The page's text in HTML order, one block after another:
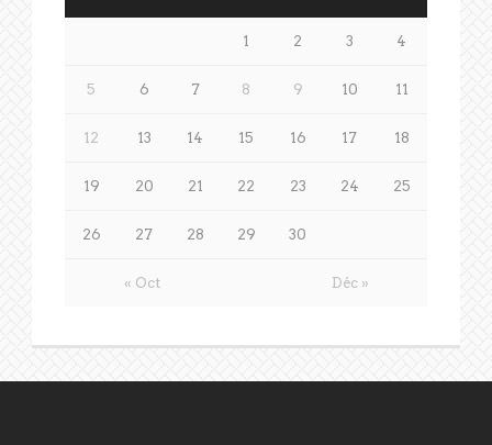
« Oct Déc »
1 2 3 4
5 6 7 8 9 10 11
12 13 14 15 16 17 18
19 20 21 22 23 24 25
26 27 28 29 30